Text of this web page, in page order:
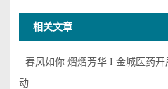
相关文章
· 春风如你 熠熠芳华 I 金城医药
动